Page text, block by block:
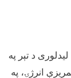
د تېر په
انرژۍ، په